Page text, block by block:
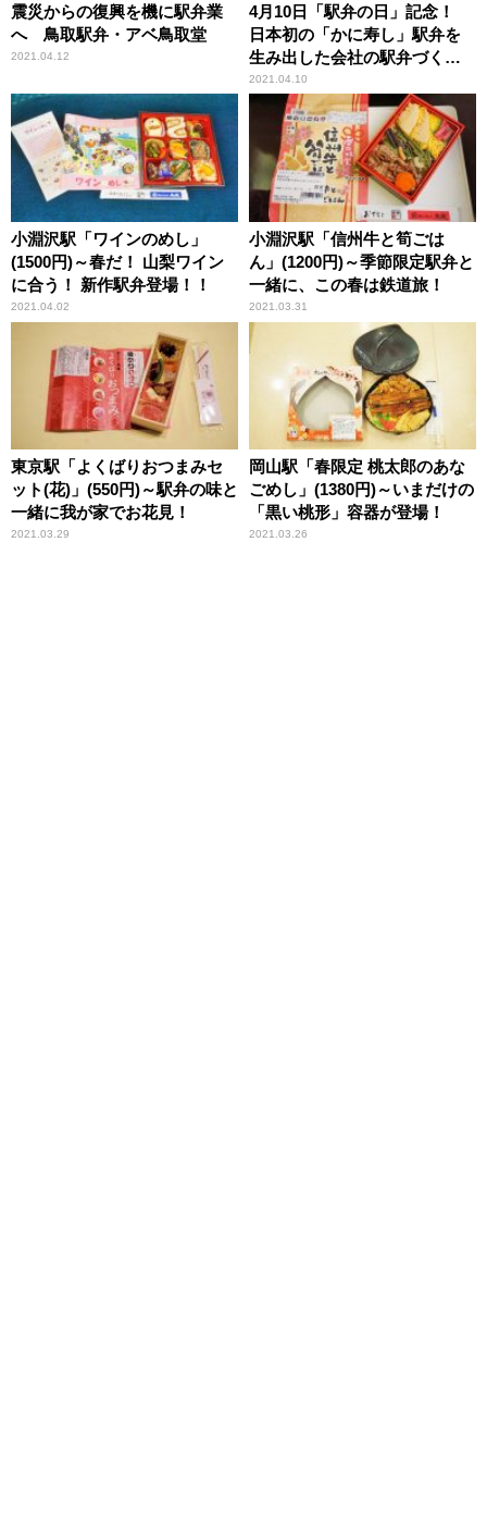
震災からの復興を機に駅弁業
へ 鳥取駅弁・アベ鳥取堂
2021.04.12
4月10日「駅弁の日」記念！
日本初の「かに寿し」駅弁を
生み出した会社の駅弁づくり
に密着
2021.04.10
小淵沢駅「ワインのめし」
(1500円)～春だ！ 山梨ワイン
に合う！ 新作駅弁登場！！
2021.04.02
小淵沢駅「信州牛と筍ごは
ん」(1200円)～季節限定駅弁と
一緒に、この春は鉄道旅！
2021.03.31
東京駅「よくばりおつまみセ
ット(花)」(550円)～駅弁の味と
一緒に我が家でお花見！
2021.03.29
岡山駅「春限定 桃太郎のあな
ごめし」(1380円)～いまだけの
「黒い桃形」容器が登場！
2021.03.26